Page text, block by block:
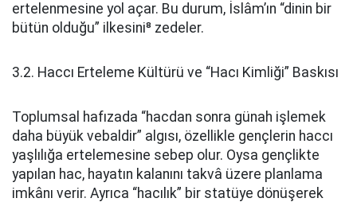
ertelenmesine yol açar. Bu durum, İslâm’ın “dinin bir
bütün olduğu” ilkesini⁸ zedeler.
3.2. Haccı Erteleme Kültürü ve “Hacı Kimliği” Baskısı
Toplumsal hafızada “hacdan sonra günah işlemek
daha büyük vebaldir” algısı, özellikle gençlerin haccı
yaşlılığa ertelemesine sebep olur. Oysa gençlikte
yapılan hac, hayatın kalanını takvâ üzere planlama
imkânı verir. Ayrıca “hacılık” bir statüye dönüşerek